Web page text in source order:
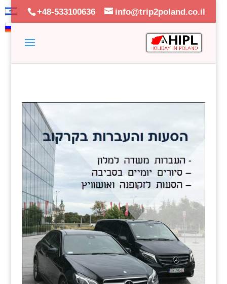
+48-533100636 info@trip2poland.co.il